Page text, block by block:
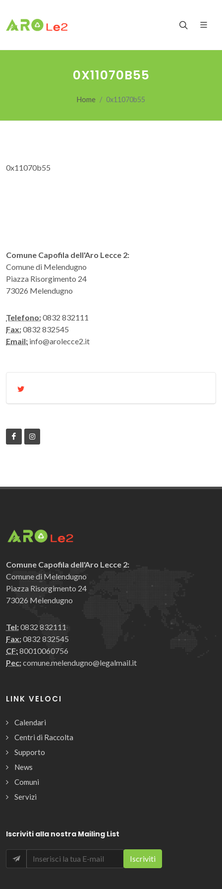
0X11070B55
Home 0x11070b55
0x11070b55
Comune Capofila dell'Aro Lecce 2:
Comune di Melendugno
Piazza Risorgimento 24
73026 Melendugno
Telefono:0832 832111
Fax:0832 832545
Email: info@arolecce2.it
Comune Capofila dell'Aro Lecce 2:
Comune di Melendugno
Piazza Risorgimento 24
73026 Melendugno
Tel:0832 832111
Fax:0832 832545
CF:80010060756
Pec:comune.melendugno@legalmail.it
LINK VELOCI
Calendari
Centri di Raccolta
Supporto
News
Comuni
Servizi
Iscriviti alla nostra Mailing List